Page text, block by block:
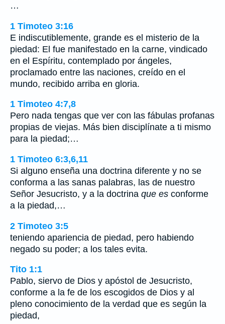
…
1 Timoteo 3:16
E indiscutiblemente, grande es el misterio de la
piedad: El fue manifestado en la carne, vindicado
en el Espíritu, contemplado por ángeles,
proclamado entre las naciones, creído en el
mundo, recibido arriba en gloria.
1 Timoteo 4:7,8
Pero nada tengas que ver con las fábulas profanas
propias de viejas. Más bien disciplínate a ti mismo
para la piedad;…
1 Timoteo 6:3,6,11
Si alguno enseña una doctrina diferente y no se
conforma a las sanas palabras, las de nuestro
Señor Jesucristo, y a la doctrina que es conforme
a la piedad,…
2 Timoteo 3:5
teniendo apariencia de piedad, pero habiendo
negado su poder; a los tales evita.
Tito 1:1
Pablo, siervo de Dios y apóstol de Jesucristo,
conforme a la fe de los escogidos de Dios y al
pleno conocimiento de la verdad que es según la
piedad,